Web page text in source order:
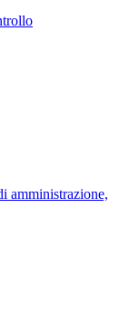
amministrazione,